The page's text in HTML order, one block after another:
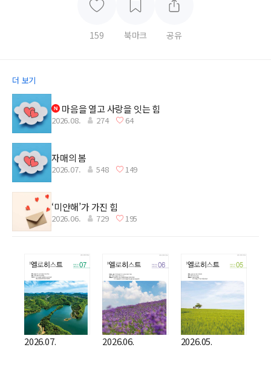
159 북마크 공유
더 보기
마음을 열고 사랑을 잇는 힘
2026.08. 274 64
자매의 봄
2026.07. 548 149
‘미안해’가 가진 힘
2026.06. 729 195
2026.07. 2026.06. 2026.05.